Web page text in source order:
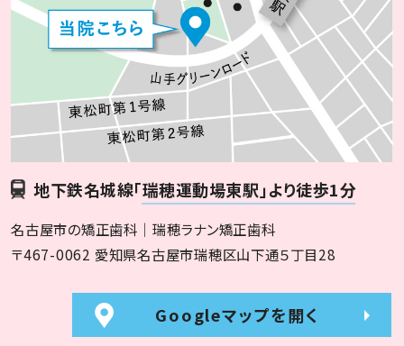
地下鉄名城線「瑞穂運動場東駅」より徒歩1分
名古屋市の矯正歯科｜瑞穂ラナン矯正歯科
〒467-0062 愛知県名古屋市瑞穂区山下通５丁目28
Googleマップを開く